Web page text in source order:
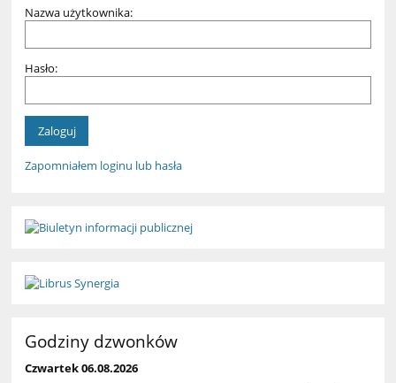
Nazwa użytkownika:
Hasło:
Zapomniałem loginu lub hasła
Godziny dzwonków
Czwartek 06.08.2026